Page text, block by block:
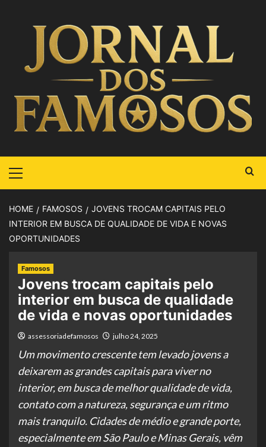
HOME FAMOSOS
JOVENS TROCAM CAPITAIS PELO
INTERIOR EM BUSCA DE QUALIDADE DE VIDA E NOVAS
OPORTUNIDADES
Famosos
Jovens trocam capitais pelo
interior em busca de qualidade
de vida e novas oportunidades
assessoriadefamosos julho 24, 2025
Um movimento crescente tem levado jovens a
deixarem as grandes capitais para viver no
interior, em busca de melhor qualidade de vida,
contato com a natureza, segurança e um ritmo
mais tranquilo. Cidades de médio e grande porte,
especialmente em São Paulo e Minas Gerais, vêm